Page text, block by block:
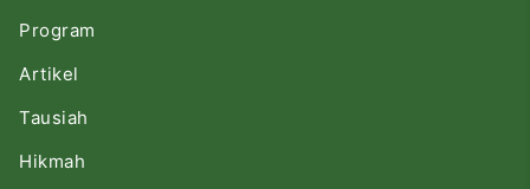
Program
Artikel
Tausiah
Hikmah